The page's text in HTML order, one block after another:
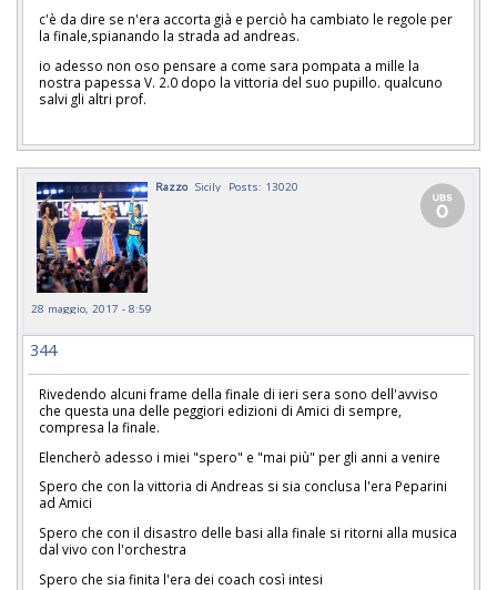
c'è da dire se n'era accorta già e perciò ha cambiato le regole per
la finale,spianando la strada ad andreas.
io adesso non oso pensare a come sara pompata a mille la
nostra papessa V. 2.0 dopo la vittoria del suo pupillo. qualcuno
salvi gli altri prof.
Razzo Sicily Posts: 13020
28 maggio, 2017 - 8:59
344
Rivedendo alcuni frame della finale di ieri sera sono dell'avviso
che questa una delle peggiori edizioni di Amici di sempre,
compresa la finale.
Elencherò adesso i miei "spero" e "mai più" per gli anni a venire
Spero che con la vittoria di Andreas si sia conclusa l'era Peparini
ad Amici
Spero che con il disastro delle basi alla finale si ritorni alla musica
dal vivo con l'orchestra
Spero che sia finita l'era dei coach così intesi